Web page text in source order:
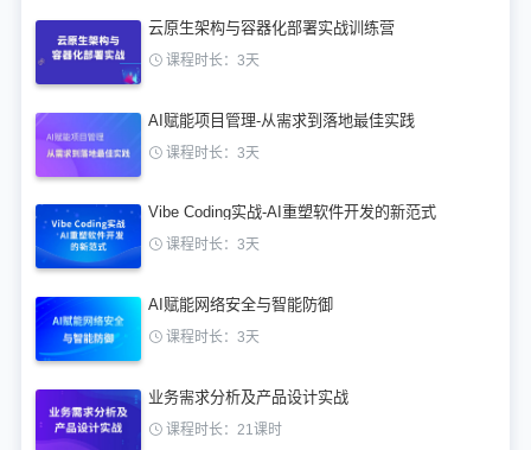
云原生架构与容器化部署实战训练营
课程时长：3天
AI赋能项目管理-从需求到落地最佳实践
课程时长：3天
Vibe Coding实战-AI重塑软件开发的新范式
课程时长：3天
AI赋能网络安全与智能防御
课程时长：3天
业务需求分析及产品设计实战
课程时长：21课时